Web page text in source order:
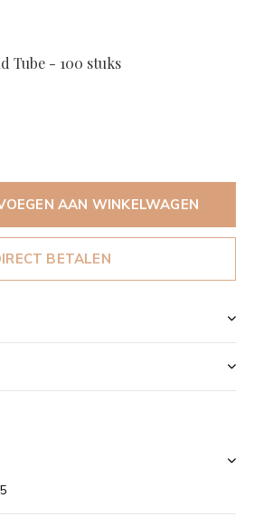
Tube - 100 stuks
AAN WINKELWAGEN
BETALEN